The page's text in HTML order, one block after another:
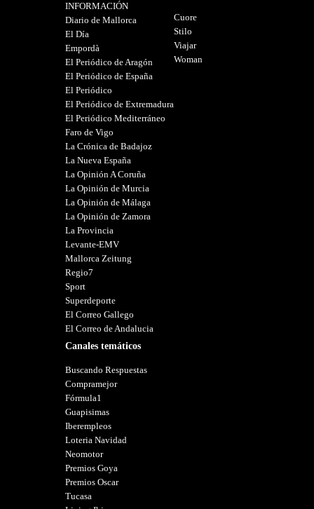
INFORMACIÓN
Diario de Mallorca
El Día
Empordà
El Periódico de Aragón
El Periódico de España
El Periódico
El Periódico de Extremadura
El Periódico Mediterráneo
Faro de Vigo
La Crónica de Badajoz
La Nueva España
La Opinión A Coruña
La Opinión de Murcia
La Opinión de Málaga
La Opinión de Zamora
La Provincia
Levante-EMV
Mallorca Zeitung
Regio7
Sport
Superdeporte
El Correo Gallego
El Correo de Andalucia
Canales temáticos
Buscando Respuestas
Compramejor
Fórmula1
Guapisimas
Iberempleos
Loteria Navidad
Neomotor
Premios Goya
Premios Oscar
Tucasa
Cuore
Stilo
Viajar
Woman